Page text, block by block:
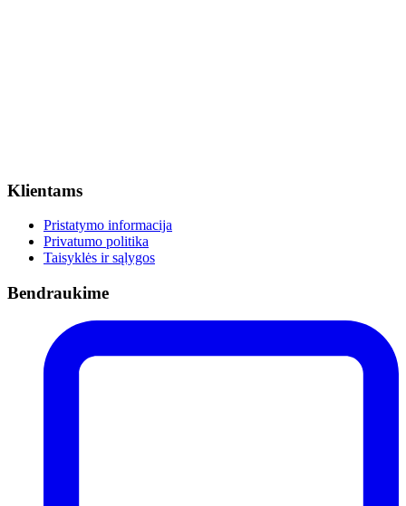
Klientams
Pristatymo informacija
Privatumo politika
Taisyklės ir sąlygos
Bendraukime